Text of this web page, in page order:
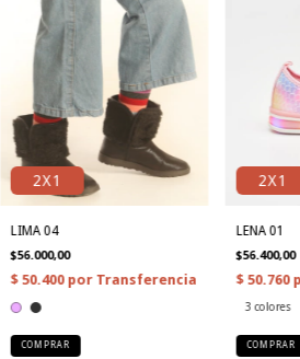
2X1
LIMA 04
$56.000,00
COMPRAR
2X1
LENA 01
$56.400,00
3 colores
COMPRAR